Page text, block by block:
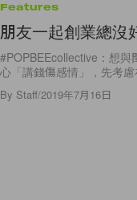
Features
朋友一起創業總沒
#POPBEEcollective：想
心「講錢傷感情」，先考
By Staff/2019年7月16日